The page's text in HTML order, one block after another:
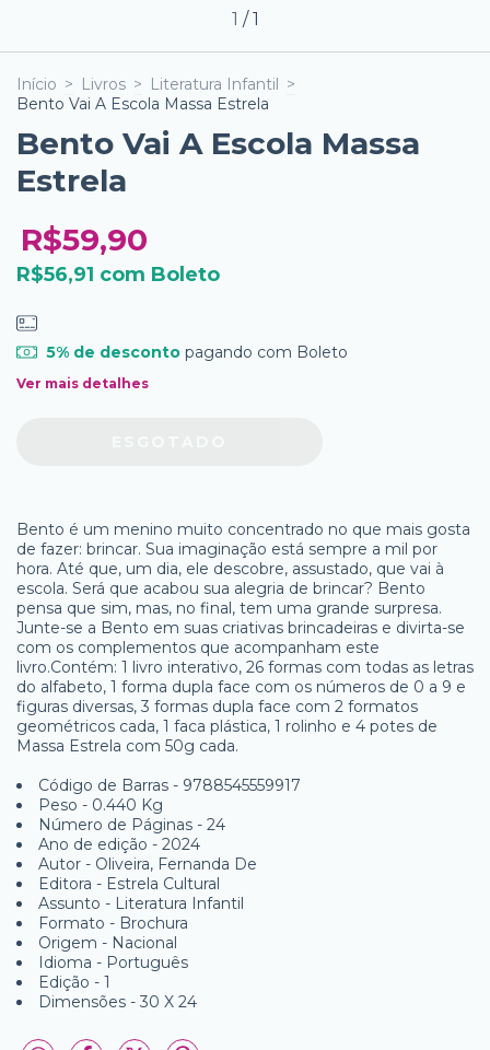
1 /1
Início > Livros > Literatura Infantil >
Bento Vai A Escola Massa Estrela
Bento Vai A Escola Massa
Estrela
R$59,90
R$56,91 com Boleto
5% de descontopagando com Boleto
Ver mais detalhes
Bento é um menino muito concentrado no que mais gosta
de fazer: brincar. Sua imaginação está sempre a mil por
hora. Até que, um dia, ele descobre, assustado, que vai à
escola. Será que acabou sua alegria de brincar? Bento
pensa que sim, mas, no final, tem uma grande surpresa.
Junte-se a Bento em suas criativas brincadeiras e divirta-se
com os complementos que acompanham este
livro.Contém: 1 livro interativo, 26 formas com todas as letras
do alfabeto, 1 forma dupla face com os números de 0 a 9 e
figuras diversas, 3 formas dupla face com 2 formatos
geométricos cada, 1 faca plástica, 1 rolinho e 4 potes de
Massa Estrela com 50g cada.
Código de Barras - 9788545559917
Peso - 0.440 Kg
Número de Páginas - 24
Ano de edição - 2024
Autor - Oliveira, Fernanda De
Editora - Estrela Cultural
Assunto - Literatura Infantil
Formato - Brochura
Origem - Nacional
Idioma - Português
Edição - 1
Dimensões - 30 X 24